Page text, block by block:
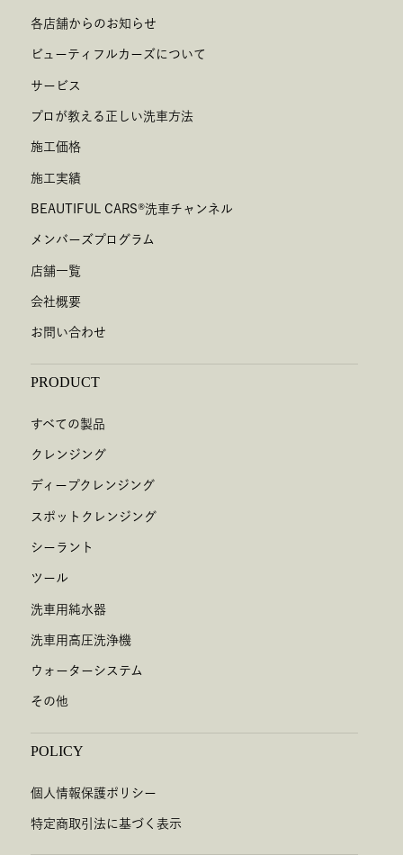
各店舗からのお知らせ
ビューティフルカーズについて
サービス
プロが教える正しい洗車方法
施工価格
施工実績
BEAUTIFUL CARS®洗車チャンネル
メンバーズプログラム
店舗一覧
会社概要
お問い合わせ
PRODUCT
すべての製品
クレンジング
ディープクレンジング
スポットクレンジング
シーラント
ツール
洗車用純水器
洗車用高圧洗浄機
ウォーターシステム
その他
POLICY
個人情報保護ポリシー
特定商取引法に基づく表示